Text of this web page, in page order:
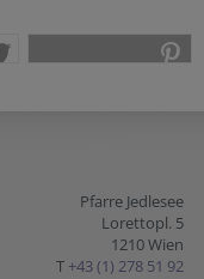
Pfarre Jedlesee
Lorettopl. 5
1210 Wien
T +43 (1) 278 51 92